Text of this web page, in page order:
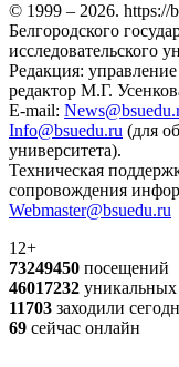
© 1999 – 2026. https://
Белгородского
исследовательского
Редакция:
редактор М.Г.
E-mail:
Info@bsuedu.ru (для
университета).
Техническая
сопровождения
Webmaster@bsuedu.ru
12+
73249450 посещений
46017232 уникальных
11703 заходили
69 сейчас онлайн